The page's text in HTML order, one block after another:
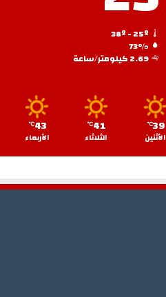
73%
2.69 كيلومتر/ساعة
39
℃
الأثنين
41
℃
الثلاثاء
43
℃
الأربعاء